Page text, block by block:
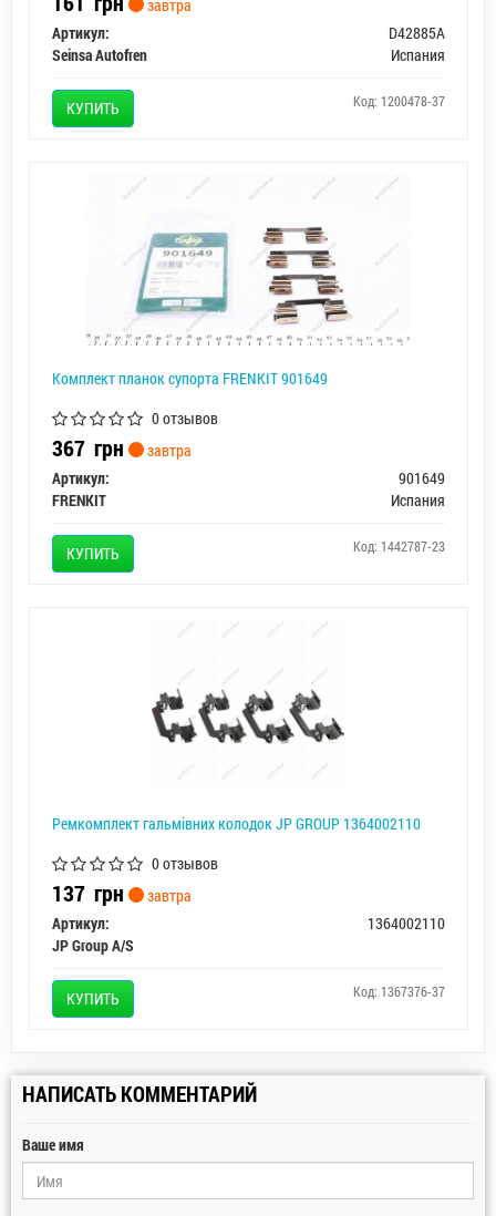
завтра
Артикул:
D42885A
Seinsa Autofren
Испания
КУПИТЬ Код: 1200478-37
Комплект планок супорта FRENKIT 901649
0 отзывов
367 грн
завтра
Артикул:
901649
FRENKIT
Испания
КУПИТЬ Код: 1442787-23
Ремкомплект гальмiвних колодок JP GROUP 1364002110
0 отзывов
137 грн
завтра
Артикул:
1364002110
JP Group A/S
КУПИТЬ Код: 1367376-37
НАПИСАТЬ КОММЕНТАРИЙ
Ваше имя